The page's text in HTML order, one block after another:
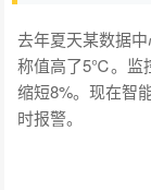
去年夏天某数据
称值高了5℃。监
缩短8%。现在智
时报警。